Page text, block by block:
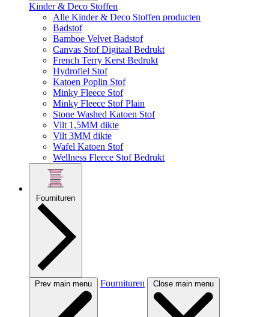
Kinder & Deco Stoffen
Alle Kinder & Deco Stoffen producten
Badstof
Bamboe Velvet Badstof
Canvas Stof Digitaal Bedrukt
French Terry Kerst Bedrukt
Hydrofiel Stof
Katoen Poplin Stof
Minky Fleece Stof
Minky Fleece Stof Plain
Stone Washed Katoen Stof
Vilt 1,5MM dikte
Vilt 3MM dikte
Wafel Katoen Stof
Wellness Fleece Stof Bedrukt
Fournituren
Prev main menu Fournituren Close main menu